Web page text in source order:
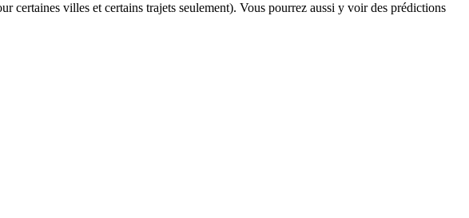
certaines villes et certains trajets seulement). Vous pourrez aussi y voir des prédictions